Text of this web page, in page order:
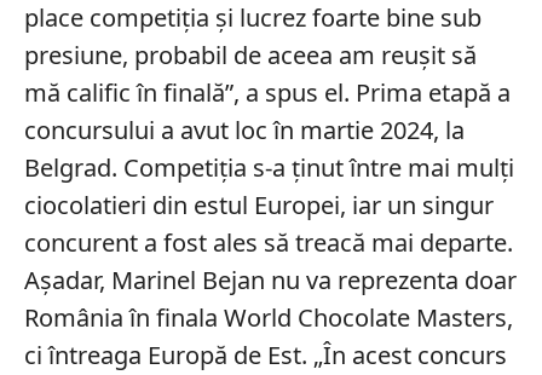
place competiția și lucrez foarte bine sub
presiune, probabil de aceea am reușit să
mă calific în finală”, a spus el. Prima etapă a
concursului a avut loc în martie 2024, la
Belgrad. Competiția s-a ținut între mai mulți
ciocolatieri din estul Europei, iar un singur
concurent a fost ales să treacă mai departe.
Așadar, Marinel Bejan nu va reprezenta doar
România în finala World Chocolate Masters,
ci întreaga Europă de Est. „În acest concurs